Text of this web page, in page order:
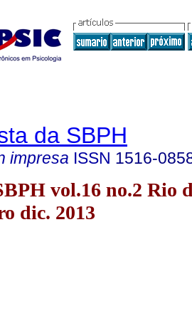
da SBPH
impresa ISSN 1516-
vol.16 no.2 Rio
dic. 2013